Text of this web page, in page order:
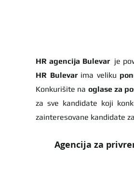
HR agencija Bulevar
HR Bulevar ima veliku
Konkurišite na oglase za
za sve kandidate koji
zainteresovane kandidate
Agencija za